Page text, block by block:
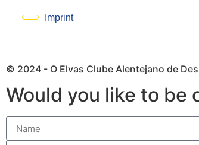
Imprint
© 2024 - O Elvas Clube Alentejano de
Would you like to be